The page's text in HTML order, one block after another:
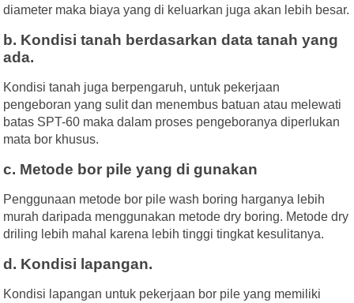
diameter maka biaya yang di keluarkan juga akan lebih besar.
b. Kondisi tanah berdasarkan data tanah yang
ada.
Kondisi tanah juga berpengaruh, untuk pekerjaan
pengeboran yang sulit dan menembus batuan atau melewati
batas SPT-60 maka dalam proses pengeboranya diperlukan
mata bor khusus.
c. Metode bor pile yang di gunakan
Penggunaan metode bor pile wash boring harganya lebih
murah daripada menggunakan metode dry boring. Metode dry
driling lebih mahal karena lebih tinggi tingkat kesulitanya.
d. Kondisi lapangan.
Kondisi lapangan untuk pekerjaan bor pile yang memiliki